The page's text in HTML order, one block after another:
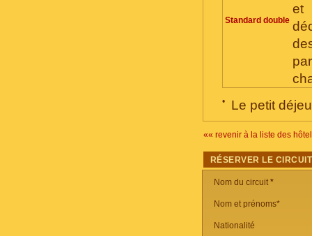
et
Standard double
• Le petit
«« revenir à la liste des
RÉSERVER LE CIRCUIT
Nom du circuit*
Nom et prénoms*
Nationalité